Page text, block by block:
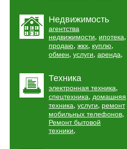
Недвижимость
агентства
недвижимости, ипотека,
продаю, жкх, куплю,
обмен, услуги, аренда,
Техника
электронная техника,
спецтехника, домашняя
техника, услуги, ремонт
мобильных телефонов,
Ремонт бытовой
техники,